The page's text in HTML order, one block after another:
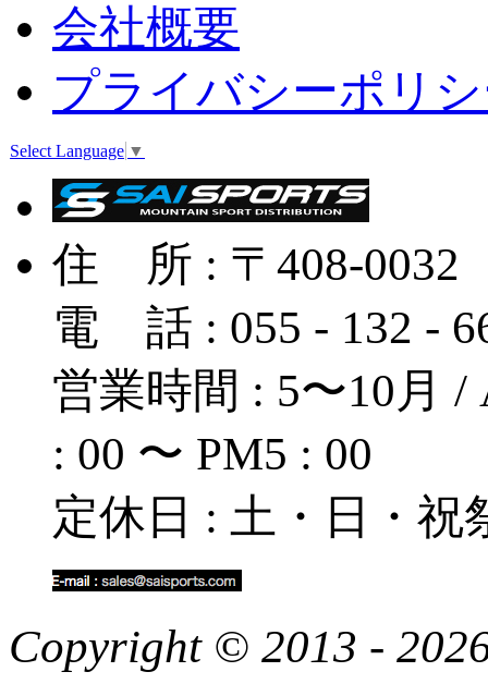
会社概要
プライバシーポリ
Select Language ▼
住 所 : 〒408-0032
電 話 : 055 - 132 -
営業時間 : 5〜10月
: 00 〜 PM5 : 00
定休日 : 土・日・祝
Copyright © 2013 -